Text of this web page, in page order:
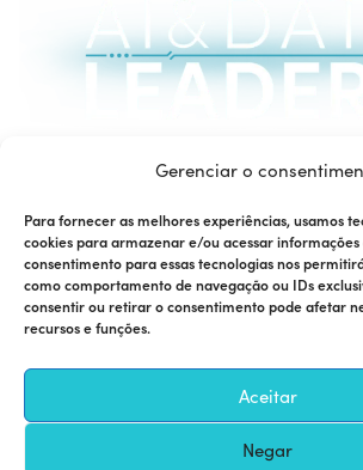
Gerenciar o
Para fornecer as melhores experiências, usamos
cookies para armazenar e/ou acessar informações
consentimento para essas tecnologias nos
como comportamento de navegação ou IDs
consentir ou retirar o consentimento pode afetar
recursos e funções.
Aceitar
Negar
04 e 05 de Agosto de
Junte-se à nossa comunidade
Quer ser um patrocinador? Fale com